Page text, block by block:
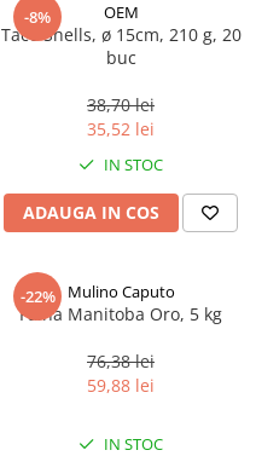
-8% OEM
Taco Shells, ø 15cm, 210 g, 20
buc
38,70 lei
35,52 lei
IN STOC
ADAUGA IN COS
-22% Mulino Caputo
Faina Manitoba Oro, 5 kg
76,38 lei
59,88 lei
IN STOC